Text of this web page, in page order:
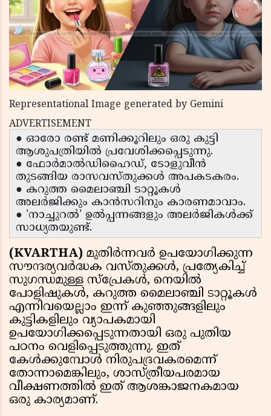
Representational Image generated by Gemini
ADVERTISEMENT
● ഓരോ രണ്ട് മണിക്കൂറിലും ഒരു കുട്ടി
ആശുപത്രിയിൽ പ്രവേശിക്കപ്പെടുന്നു.
● ഫോർമാൽഡിഹൈഡ്, ടോളുവീൻ
തുടങ്ങിയ രാസവസ്തുക്കൾ അപകടകരം.
● കറുത്ത മൈലാഞ്ചി ടാറ്റൂകൾ
അലർജിക്കും കാൻസറിനും കാരണമാവാം.
● 'നാച്ചുറൽ' ഉൽപ്പന്നങ്ങളും അലർജികൾക്ക്
സാധ്യതയുണ്ട്.
(KVARTHA) മുതിർന്നവർ ഉപയോഗിക്കുന്ന
സൗന്ദര്യവർദ്ധക വസ്തുക്കൾ, പ്രത്യേകിച്ച്
സുഗന്ധമുള്ള സ്പ്രേകൾ, നെയിൽ
പോളിഷുകൾ, കറുത്ത മൈലാഞ്ചി ടാറ്റൂകൾ
എന്നിവയെല്ലാം ഇന്ന് കുഞ്ഞുങ്ങളിലും
കുട്ടികളിലും വ്യാപകമായി
ഉപയോഗിക്കപ്പെടുന്നതായി ഒരു പുതിയ
പഠനം വെളിപ്പെടുത്തുന്നു. ഇത്
കേൾക്കുമ്പോൾ നിരുപദ്രവകരമെന്ന്
തോന്നാമെങ്കിലും, ശാസ്ത്രീയപരമായ
വീക്ഷണത്തിൽ ഇത് ആശങ്കാജനകമായ
ഒരു കാര്യമാണ്.